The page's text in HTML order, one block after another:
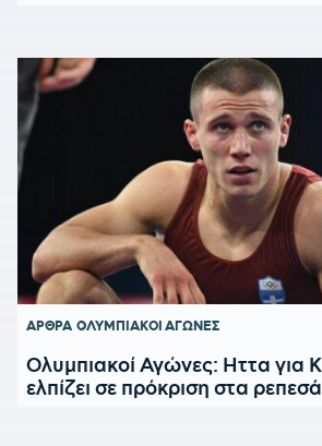
ΑΡΘΡΑ ΟΛΥΜΠΙΑΚΟΙ ΑΓΩΝΕΣ
Ολυμπιακοί Αγώνες: Hττα για
ελπίζει σε πρόκριση στα